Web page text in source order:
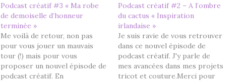
Podcast créatif #3 « Ma robe
de demoiselle d’honneur
terminée »
Me voilà de retour, non pas
pour vous jouer un mauvais
tour (!) mais pour vous
proposer un nouvel épisode de
podcast créatif. En
Podcast créatif #2 – A l’ombre
du cactus « Inspiration
irlandaise »
Je suis ravie de vous retrouver
dans ce nouvel épisode de
podcast créatif. J'y parle de
mes avancées dans mes projets
tricot et couture.Merci pour